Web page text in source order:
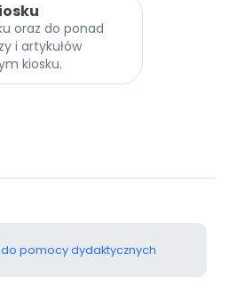
oraz do ponad
i artykułów
kiosku.
do pomocy dydaktycznych